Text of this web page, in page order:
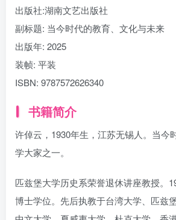
出版社:湖南文艺出版社
副标题: 当今时代的教育、文化与未来
出版年: 2025
装帧: 平装
ISBN: 9787572626340
书籍简介
许倬云，1930年生，江苏无锡人。当今
学大家之一。
匹兹堡大学历史系荣誉退休讲座教授。
博士学位。先后执教于台湾大学、匹兹